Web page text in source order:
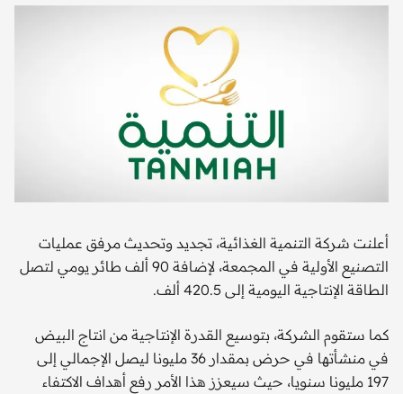
أعلنت شركة التنمية الغذائية، تجديد وتحديث مرفق عمليات
التصنيع الأولية في المجمعة، لإضافة 90 ألف طائر يومي لتصل
الطاقة الإنتاجية اليومية إلى 420.5 ألف.
كما ستقوم الشركة، بتوسيع القدرة الإنتاجية من انتاج البيض
في منشأتها في حرض بمقدار 36 مليونا ليصل الإجمالي إلى
197 مليونا سنويا، حيث سيعزز هذا الأمر رفع أهداف الاكتفاء